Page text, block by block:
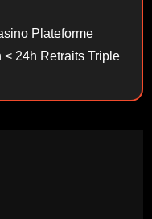
Plateforme
< 24h Retraits Triple